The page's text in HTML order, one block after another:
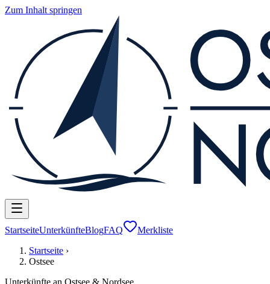
Zum Inhalt springen
StartseiteUnterkünfteBlogFAQ
Merkliste
Startseite ›
Ostsee
Unterkünfte an Ostsee & Nordsee